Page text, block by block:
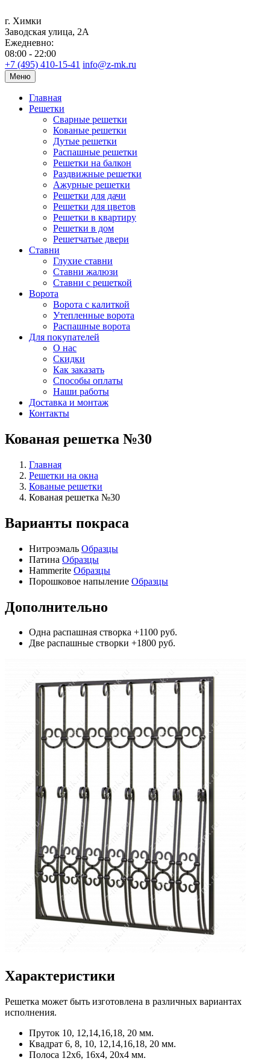
г. Химки
Заводская улица, 2А
Ежедневно:
08:00 - 22:00
+7 (495) 410-15-41 info@z-mk.ru
Меню
Главная
Решетки
Сварные решетки
Кованые решетки
Дутые решетки
Распашные решетки
Решетки на балкон
Раздвижные решетки
Ажурные решетки
Решетки для дачи
Решетки для цветов
Решетки в квартиру
Решетки в дом
Решетчатые двери
Ставни
Глухие ставни
Ставни жалюзи
Ставни с решеткой
Ворота
Ворота с калиткой
Утепленные ворота
Распашные ворота
Для покупателей
О нас
Скидки
Как заказать
Способы оплаты
Наши работы
Доставка и монтаж
Контакты
Кованая решетка №30
Главная
Решетки на окна
Кованые решетки
Кованая решетка №30
Варианты покраса
Нитроэмаль Образцы
Патина Образцы
Hammerite Образцы
Порошковое напыление Образцы
Дополнительно
Одна распашная створка +1100 руб.
Две распашные створки +1800 руб.
Характеристики
Решетка может быть изготовлена в различных вариантах
исполнения.
Пруток 10, 12,14,16,18, 20 мм.
Квадрат 6, 8, 10, 12,14,16,18, 20 мм.
Полоса 12x6, 16x4, 20x4 мм.